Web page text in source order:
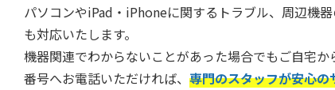
パソコンやiPad・iPhoneに関するトラブル、周辺機
も対応いたします。
機器関連でわからないことがあった場合でもご自宅か
番号へお電話いただければ、 専門のスタッフが安心の